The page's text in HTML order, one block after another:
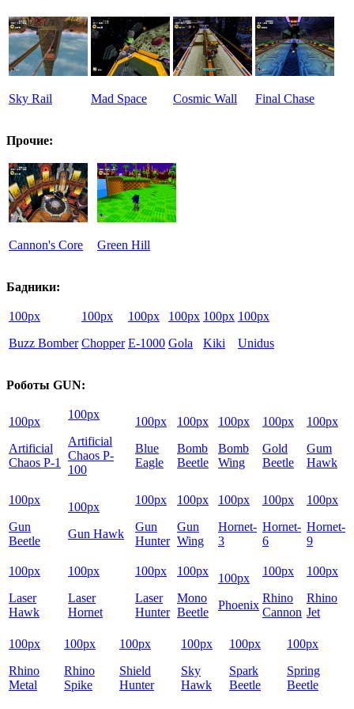
Sky Rail Mad Space Cosmic Wall Final Chase
Прочие:
Cannon's Core Green Hill
Бадники:
100px
Buzz Bomber
100px
Chopper
100px
E-1000
100px
Gola
100px
Kiki
100px
Unidus
Роботы GUN:
100px
Artificial
Chaos P-1
100px
Artificial
Chaos P-
100
100px
Blue
Eagle
100px
Bomb
Beetle
100px
Bomb
Wing
100px
Gold
Beetle
100px
Gum
Hawk
100px
Gun
Beetle
100px
Gun Hawk
100px
Gun
Hunter
100px
Gun
Wing
100px
Hornet-
3
100px
Hornet-
6
100px
Hornet-
9
100px
Laser
Hawk
100px
Laser
Hornet
100px
Laser
Hunter
100px
Mono
Beetle
100px
Phoenix
100px
Rhino
Cannon
100px
Rhino
Jet
100px
Rhino
Metal
100px
Rhino
Spike
100px
Shield
Hunter
100px
Sky
Hawk
100px
Spark
Beetle
100px
Spring
Beetle